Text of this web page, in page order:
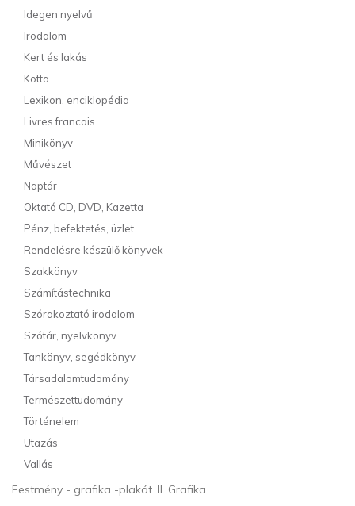
Idegen nyelvű
Irodalom
Kert és lakás
Kotta
Lexikon, enciklopédia
Livres francais
Minikönyv
Művészet
Naptár
Oktató CD, DVD, Kazetta
Pénz, befektetés, üzlet
Rendelésre készülő könyvek
Szakkönyv
Számítástechnika
Szórakoztató irodalom
Szótár, nyelvkönyv
Tankönyv, segédkönyv
Társadalomtudomány
Természettudomány
Történelem
Utazás
Vallás
Festmény - grafika -plakát. II. Grafika.